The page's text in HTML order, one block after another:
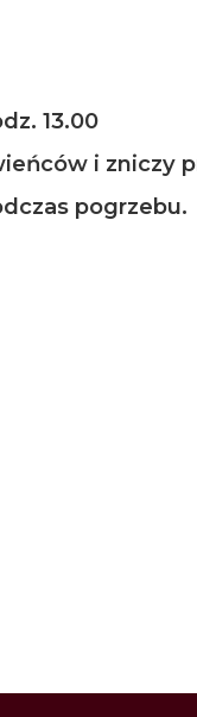
13.00
i zniczy
pogrzebu.